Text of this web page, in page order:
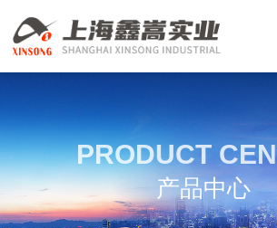
PRODUCT
产品中心